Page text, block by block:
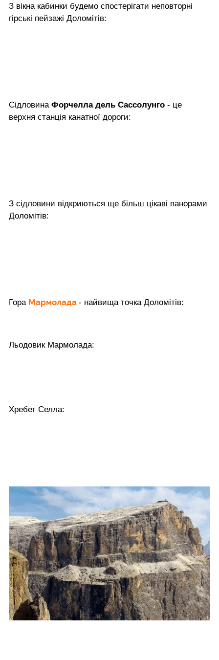
З вікна кабинки будемо спостерігати неповторні
гірські пейзажі Доломітів:
Сідловина Форчелла дель Сассолунго - це
верхня станція канатної дороги:
З сідловини відкриються ще більш цікаві панорами
Доломітів:
Гора Мармолада - найвища точка Доломітів:
Льодовик Мармолада:
Хребет Селла: